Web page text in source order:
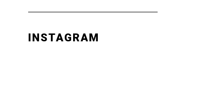
INSTAGRAM